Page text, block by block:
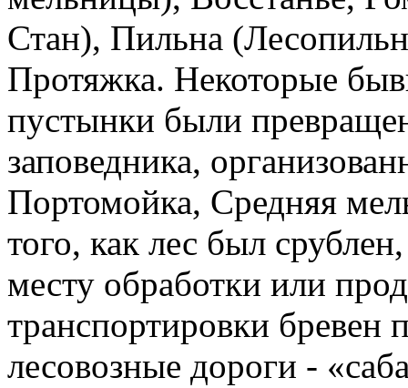
Стан), Пильна
Протяжка. Некоторые
пустынки были
заповедника,
Портомойка, Средняя
того, как лес был
месту обработки или
транспортировки бревен
лесовозные дороги -